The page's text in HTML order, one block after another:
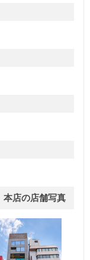
店の店舗写真